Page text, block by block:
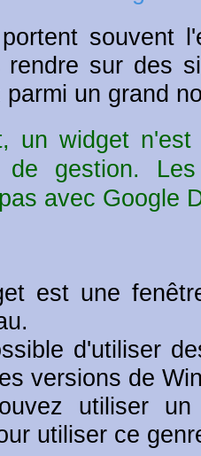
souvent
rendre sur des
un grand
un widget
de gestion.
avec Google
est une
d'utiliser
versions de
utiliser
utiliser ce